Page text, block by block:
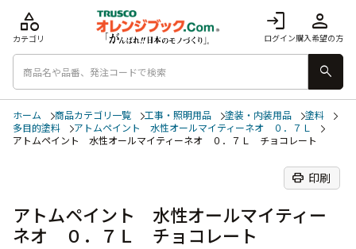
login
ログイン
person
購入希望の方
category
カテゴリ
search
ホーム 商品カテゴリ一覧 工事・照明用品 塗装・内装用品
塗料
多目的塗料
アトムペイント 水性オールマイティーネオ ０．７Ｌ
アトムペイント 水性オールマイティーネオ ０．７Ｌ チョコレート
print 印刷
アトムペイント 水性オールマイティー
ネオ ０．７Ｌ チョコレート